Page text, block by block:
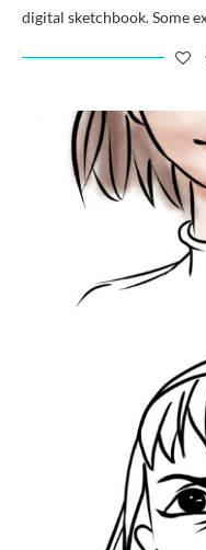
digital sketchbook. Some